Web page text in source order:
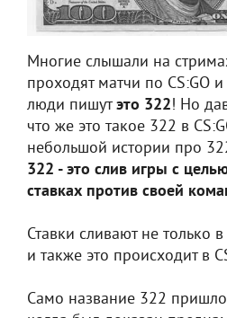
Многие слышали на
проходят матчи по CS:GO
люди пишутэто 322! Но
что же это такое 322 в
небольшой истории про
322 - это слив игры с
ставках против своей
Ставки сливают не только
и также это происходит в
Само название 322